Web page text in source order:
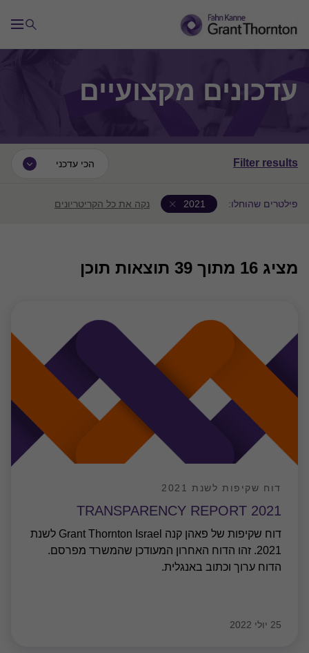
עדכונים מקצועיים
Filter results
פילטרים שהוחלו: 2021 נקה את כל הקריטריונים
מציג 16 מתוך 39 תוצאות תוכן
הכי עדכני
TRANSPARENCY REPORT 2021
דוח שקיפות לשנת 2021
דוח שקיפות של פאהן קנה Grant Thornton Israel לשנת
2021. זהו הדוח האחרון המעודכן שהמשרד מפרסם.
הדוח ערוך וכתוב באנגלית.
25 יולי 2022